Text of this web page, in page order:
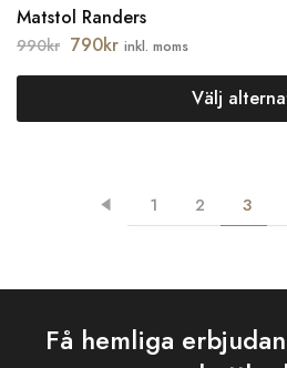
Matstol Randers
990kr 790kr inkl. moms
Välj
1 2 3
Få hemliga